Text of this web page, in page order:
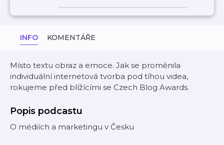
INFO KOMENTÁŘE
Místo textu obraz a emoce. Jak se proměnila
individuální internetová tvorba pod tíhou videa,
rokujeme před blížícími se Czech Blog Awards.
Popis podcastu
O médiích a marketingu v Česku